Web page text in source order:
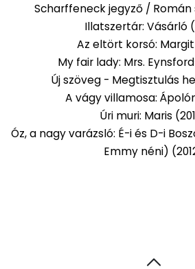
Scharffeneck jegyző / Román
Illatszertár: Vásárló
Az eltört korsó:
My fair lady: Mrs.
Új szöveg - Megtisztulás
A vágy villamosa:
Úri muri: Maris
Óz, a nagy varázsló: É-i és D-i
Emmy néni)